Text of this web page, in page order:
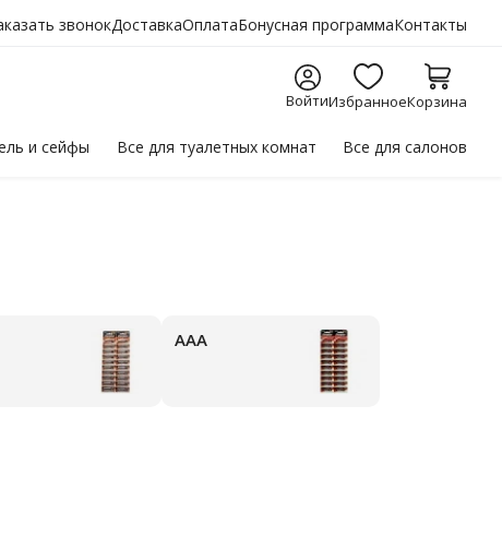
звонокДоставкаОплатаБонусная программаКонтакты
ВойтиИзбранноеКорзина
и сейфы Все для туалетных комнат Все для салонов
ААА